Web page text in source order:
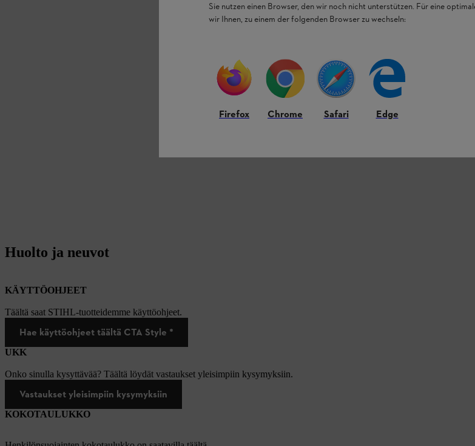
Huolto ja neuvot
KÄYTTÖOHJEET
Täältä saat STIHL-tuotteidemme käyttöohjeet.
Hae käyttöohjeet täältä CTA Style *
UKK
Onko sinulla kysyttävää? Täältä löydät vastaukset yleisimpiin kysymyksiin.
Vastaukset yleisimpiin kysymyksiin
KOKOTAULUKKO
Sie nutzen einen Browser, den wir noch nicht unterstützen. Für eine
wir Ihnen, zu einem der folgenden Browser zu wechseln:
Firefox Chrome Safari Edge